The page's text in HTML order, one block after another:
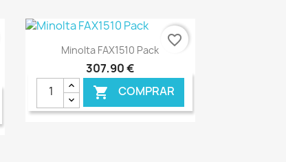
Ver+
Minolta FAX1510 Pack
307,90 €
 COMPRAR
favorite_border